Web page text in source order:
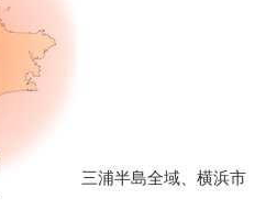
三浦半島全域、横浜市